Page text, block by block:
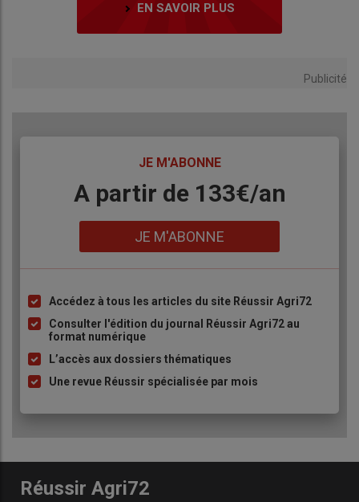
EN SAVOIR PLUS
Publicité
JE M'ABONNE
BodyA partir de 133€/an
JE M'ABONNE
Liste
à
puce
Accédez à tous les articles du site Réussir Agri72
Consulter l'édition du journal Réussir Agri72 au
format numérique
L’accès aux dossiers thématiques
Une revue Réussir spécialisée par mois
Réussir Agri72